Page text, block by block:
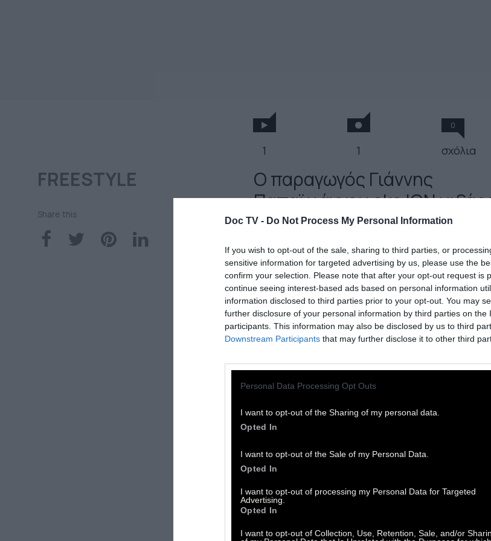
Doc TV - Do Not Process My Personal Information
If you wish to opt-out of the sale, sharing to third parties, or
sensitive information for targeted advertising by us, please use the
confirm your selection. Please note that after your opt-out request is
continue seeing interest-based ads based on personal information
information disclosed to third parties prior to your opt-out. You may
further disclosure of your personal information by third parties on the
participants. This information may also be disclosed by us to third
Downstream Participants that may further disclose it to other third
Personal Data Processing Opt Outs
I want to opt-out of the Sharing of my personal data.
Opted In
I want to opt-out of the Sale of my Personal Data.
Opted In
I want to opt-out of processing my Personal Data for Targeted
Advertising.
Opted In
I want to opt-out of Collection, Use, Retention, Sale, and/or
1 1
0
σχόλια
FREESTYLE
Share this
O παραγωγός Γιάννης
Παπαϊωάννουaka ION
μια freestyle συλλογή για το
DOCTV.gr
16 Ιουνίου 2026